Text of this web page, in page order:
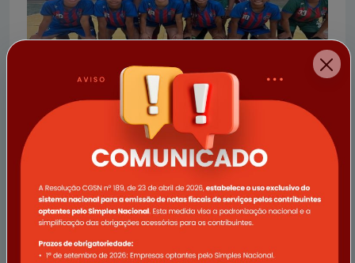
03/05/2023
Semana agitada para o esporte quartelense
Os esportes não param em Quartel Geral.
Ler notícia completa